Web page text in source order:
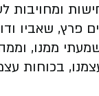
שאביו
ממנו,
בכוחות